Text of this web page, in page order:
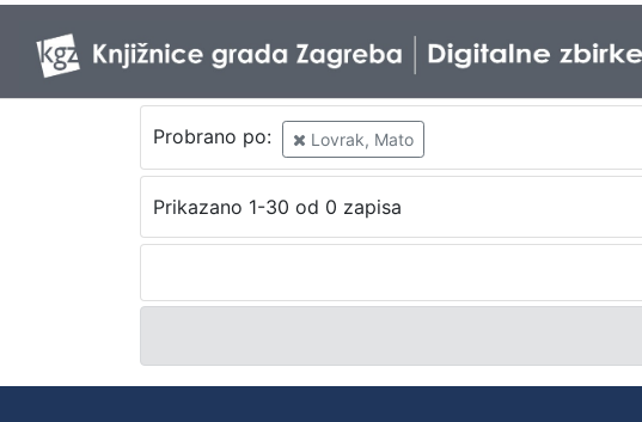
Probrano po: Lovrak, Mato
Prikazano 1-30 od 0 zapisa